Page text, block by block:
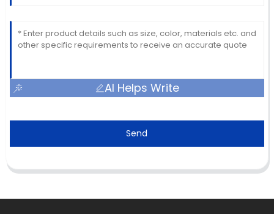
AI Helps Write
Send